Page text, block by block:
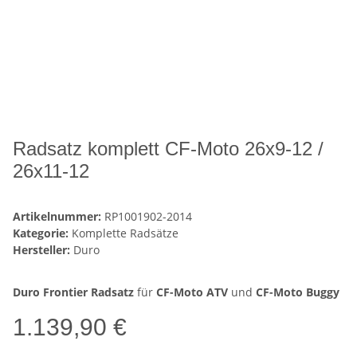
Radsatz komplett CF-Moto 26x9-12 /
26x11-12
Artikelnummer: RP1001902-2014
Kategorie: Komplette Radsätze
Hersteller: Duro
Duro Frontier Radsatz für CF-Moto ATV und CF-Moto Buggy
1.139,90 €